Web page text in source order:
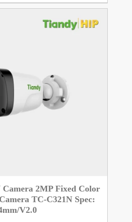
2MP Fixed Color
TC-C321N Spec:
V2.0